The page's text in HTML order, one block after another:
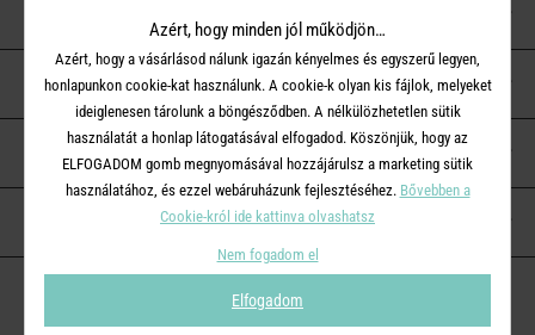
ÜGYFÉLSZOLGÁLAT
A BUTLERS-RŐL
KAPCSOLAT
Azért, hogy minden jól működjön…
Azért, hogy a vásárlásod nálunk igazán kényelmes és egyszerű legyen,
honlapunkon cookie-kat használunk. A cookie-k olyan kis fájlok, melyeket
ideiglenesen tárolunk a böngésződben. A nélkülözhetetlen sütik
használatát a honlap látogatásával elfogadod. Köszönjük, hogy az
ELFOGADOM gomb megnyomásával hozzájárulsz a marketing sütik
használatához, és ezzel webáruházunk fejlesztéséhez. Bővebben a
Cookie-król ide kattinva olvashatsz
Nem fogadom el
Elfogadom